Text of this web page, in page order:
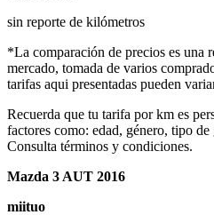
sin reporte de kilómetros
*La comparación de precios es una
mercado, tomada de varios
tarifas aqui presentadas pueden
Recuerda que tu tarifa por km es
factores como: edad, género, tipo
Consulta términos y condiciones.
Mazda 3 AUT 2016
miituo